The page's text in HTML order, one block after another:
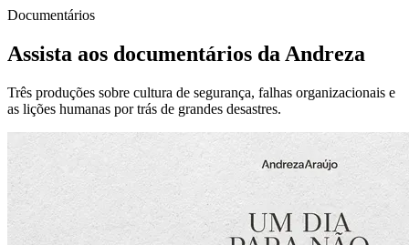
Documentários
Assista aos documentários da Andreza
Três produções sobre cultura de segurança, falhas organizacionais e
as lições humanas por trás de grandes desastres.